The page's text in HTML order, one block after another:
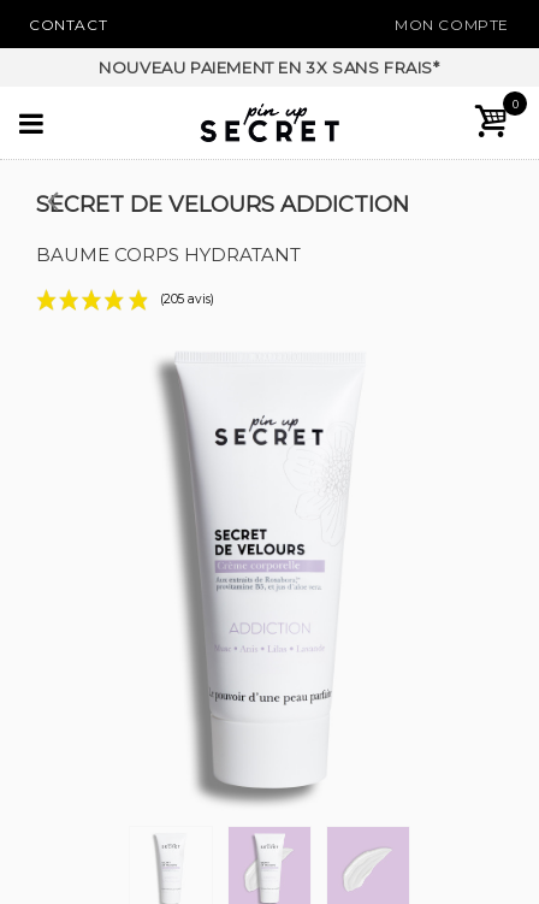
CONTACT MON COMPTE
NOUVEAU PAIEMENT EN 3X SANS FRAIS*
0
SECRET DE VELOURS ADDICTION
BAUME CORPS HYDRATANT
(205 avis)